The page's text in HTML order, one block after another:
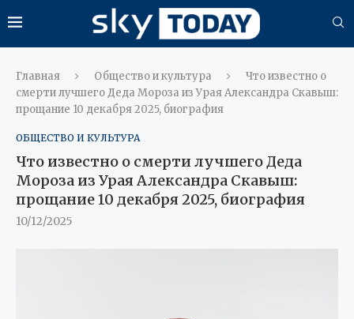
Главная Общество и культура
Что известно о
смерти лучшего Деда Мороза из Урая Александра Скавыш:
прощание 10 декабря 2025, биография
ОБЩЕСТВО И КУЛЬТУРА
Что известно о смерти лучшего Деда
Мороза из Урая Александра Скавыш:
прощание 10 декабря 2025, биография
10/12/2025